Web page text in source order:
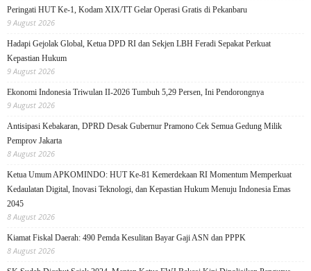
Peringati HUT Ke-1, Kodam XIX/TT Gelar Operasi Gratis di Pekanbaru
9 August 2026
Hadapi Gejolak Global, Ketua DPD RI dan Sekjen LBH Feradi Sepakat Perkuat
Kepastian Hukum
9 August 2026
Ekonomi Indonesia Triwulan II-2026 Tumbuh 5,29 Persen, Ini Pendorongnya
9 August 2026
Antisipasi Kebakaran, DPRD Desak Gubernur Pramono Cek Semua Gedung Milik
Pemprov Jakarta
8 August 2026
Ketua Umum APKOMINDO: HUT Ke-81 Kemerdekaan RI Momentum Memperkuat
Kedaulatan Digital, Inovasi Teknologi, dan Kepastian Hukum Menuju Indonesia Emas
2045
8 August 2026
Kiamat Fiskal Daerah: 490 Pemda Kesulitan Bayar Gaji ASN dan PPPK
8 August 2026